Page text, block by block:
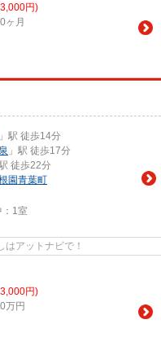
円)
ヶ月
」駅 徒歩14分
」駅 徒歩17分
徒歩22分
園青葉町
1室
アットナビで！
円)
万円